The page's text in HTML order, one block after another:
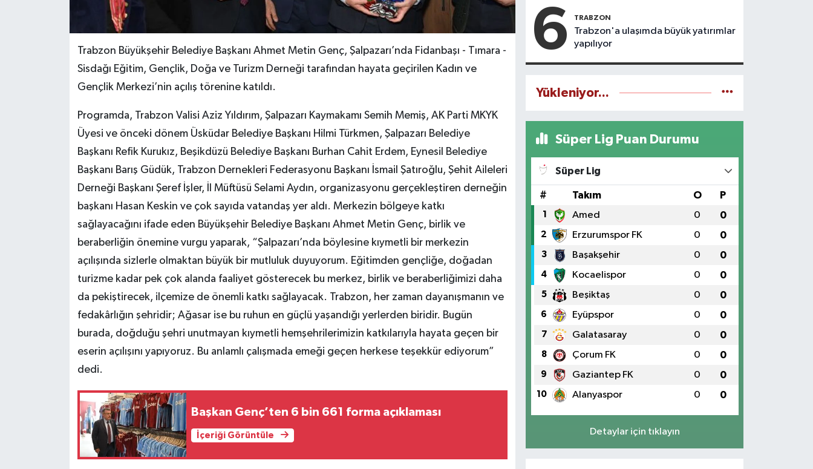
Trabzon Büyükşehir Belediye Başkanı Ahmet Metin Genç, Şalpazarı’nda Fidanbaşı - Tımara -
Sisdağı Eğitim, Gençlik, Doğa ve Turizm Derneği tarafından hayata geçirilen Kadın ve
Gençlik Merkezi’nin açılış törenine katıldı.
Programda, Trabzon Valisi Aziz Yıldırım, Şalpazarı Kaymakamı Semih Memiş, AK Parti MKYK
Üyesi ve önceki dönem Üsküdar Belediye Başkanı Hilmi Türkmen, Şalpazarı Belediye
Başkanı Refik Kurukız, Beşikdüzü Belediye Başkanı Burhan Cahit Erdem, Eynesil Belediye
Başkanı Barış Güdük, Trabzon Dernekleri Federasyonu Başkanı İsmail Şatıroğlu, Şehit Aileleri
Derneği Başkanı Şeref İşler, İl Müftüsü Selami Aydın, organizasyonu gerçekleştiren derneğin
başkanı Hasan Keskin ve çok sayıda vatandaş yer aldı. Merkezin bölgeye katkı
sağlayacağını ifade eden Büyükşehir Belediye Başkanı Ahmet Metin Genç, birlik ve
beraberliğin önemine vurgu yaparak, “Şalpazarı’nda böylesine kıymetli bir merkezin
açılışında sizlerle olmaktan büyük bir mutluluk duyuyorum. Eğitimden gençliğe, doğadan
turizme kadar pek çok alanda faaliyet gösterecek bu merkez, birlik ve beraberliğimizi daha
da pekiştirecek, ilçemize de önemli katkı sağlayacak. Trabzon, her zaman dayanışmanın ve
fedakârlığın şehridir; Ağasar ise bu ruhun en güçlü yaşandığı yerlerden biridir. Bugün
burada, doğduğu şehri unutmayan kıymetli hemşehrilerimizin katkılarıyla hayata geçen bir
eserin açılışını yapıyoruz. Bu anlamlı çalışmada emeği geçen herkese teşekkür ediyorum”
dedi.
Başkan Genç’ten 6 bin 661 forma açıklaması
İçeriği Görüntüle
6 TRABZON
Trabzon'a ulaşımda büyük yatırımlar
yapılıyor
Yükleniyor...
Süper Lig Puan Durumu
Süper Lig
# Takım O P
1 Amed 0 0
2 Erzurumspor FK 0 0
3 Başakşehir 0 0
4 Kocaelispor 0 0
5 Beşiktaş 0 0
6 Eyüpspor 0 0
7 Galatasaray 0 0
8 Çorum FK 0 0
9 Gaziantep FK 0 0
10 Alanyaspor 0 0
Detaylar için tıklayın